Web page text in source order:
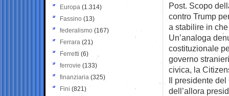
Post. Scopo
contro Trump
a stabilire in
Un’analoga
costituzionale
governo
civica, la
Il presidente
dell’allora
Europa (1.314)
Fassino (13)
federalismo (167)
Ferrara (21)
Ferretti (6)
ferrovie (133)
finanziaria (325)
Fini (821)